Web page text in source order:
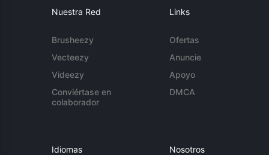
Nuestra Red
Brusheezy
Vecteezy
Videezy
Conviértase en
colaborador
Links
Ofertas
Anuncie
Apoyo
DMCA
Idiomas Nosotros